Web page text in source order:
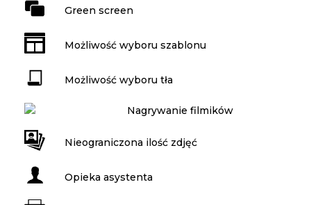
Green screen
Możliwość wyboru szablonu
Możliwość wyboru tła
Nagrywanie filmików
Nieograniczona ilość zdjęć
Opieka asystenta